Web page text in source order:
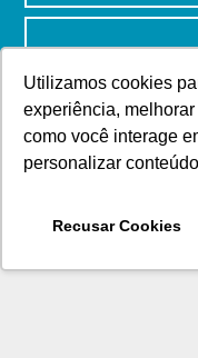
Utilizamos cookies
experiência,
como você interage
personalizar
Recusar Cookies